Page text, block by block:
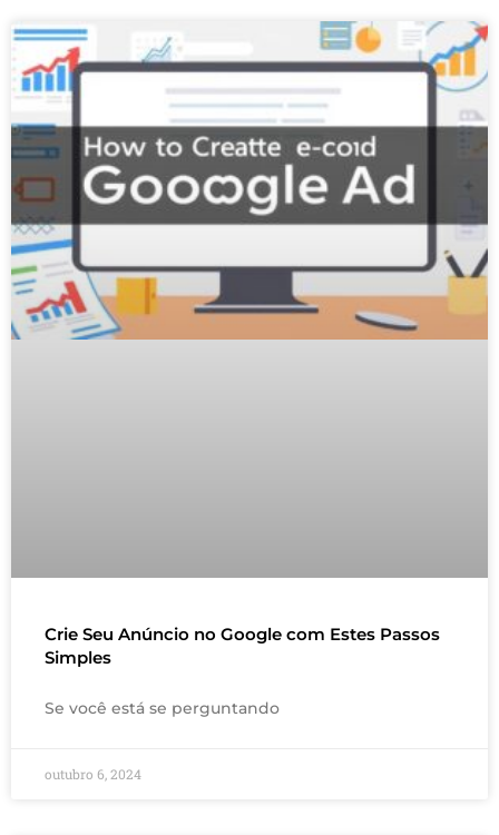
Crie Seu Anúncio no Google com Estes Passos
Simples
Se você está se perguntando
outubro 6, 2024